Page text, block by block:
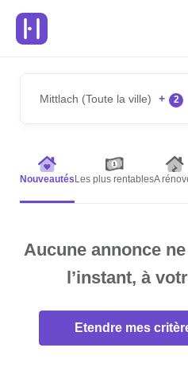
Mittlach (Toute la ville) + 2
Nouveautés Les plus rentablesA
Aucune annonce
l’instant, à
Etendre mes